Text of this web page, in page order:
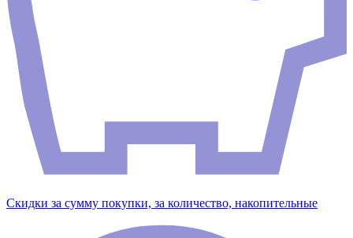
Скидки за сумму покупки, за количество, накопительные